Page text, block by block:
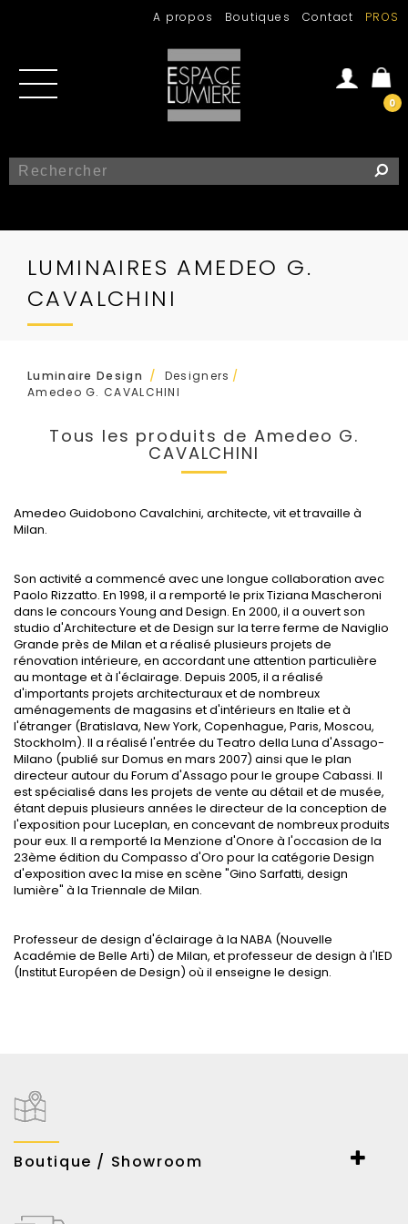
A propos Boutiques Contact PROS
0
Se connecter
LUMINAIRES AMEDEO G.
CAVALCHINI
Luminaire Design / Designers /
Amedeo G. CAVALCHINI
Tous les produits de Amedeo G.
CAVALCHINI
Amedeo Guidobono Cavalchini, architecte, vit et travaille à
Milan.
Son activité a commencé avec une longue collaboration avec
Paolo Rizzatto. En 1998, il a remporté le prix Tiziana Mascheroni
dans le concours Young and Design. En 2000, il a ouvert son
studio d'Architecture et de Design sur la terre ferme de Naviglio
Grande près de Milan et a réalisé plusieurs projets de
rénovation intérieure, en accordant une attention particulière
au montage et à l'éclairage. Depuis 2005, il a réalisé
d'importants projets architecturaux et de nombreux
aménagements de magasins et d'intérieurs en Italie et à
l'étranger (Bratislava, New York, Copenhague, Paris, Moscou,
Stockholm). Il a réalisé l'entrée du Teatro della Luna d'Assago-
Milano (publié sur Domus en mars 2007) ainsi que le plan
directeur autour du Forum d'Assago pour le groupe Cabassi. Il
est spécialisé dans les projets de vente au détail et de musée,
étant depuis plusieurs années le directeur de la conception de
l'exposition pour Luceplan, en concevant de nombreux produits
pour eux. Il a remporté la Menzione d'Onore à l'occasion de la
23ème édition du Compasso d'Oro pour la catégorie Design
d'exposition avec la mise en scène "Gino Sarfatti, design
lumière" à la Triennale de Milan.
Professeur de design d'éclairage à la NABA (Nouvelle
Académie de Belle Arti) de Milan, et professeur de design à l'IED
(Institut Européen de Design) où il enseigne le design.
Boutique / Showroom
75008 Paris